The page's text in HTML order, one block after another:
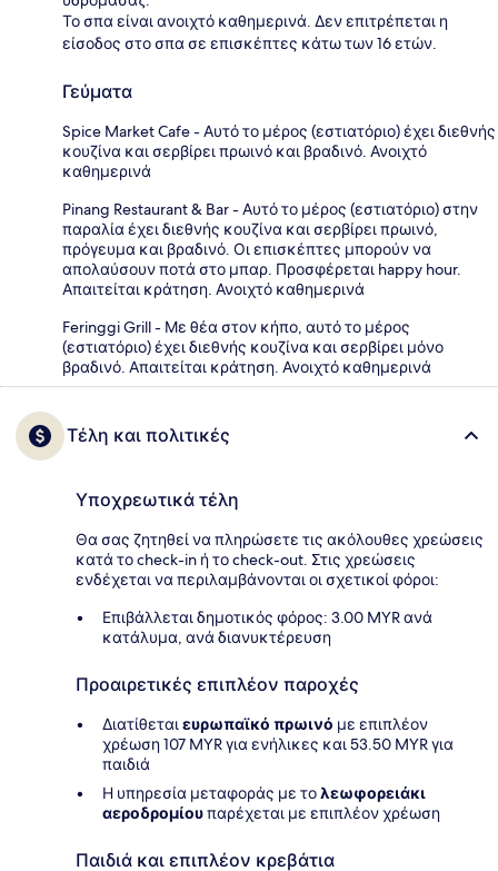
Το σπα είναι ανοιχτό καθημερινά. Δεν επιτρέπεται η
είσοδος στο σπα σε επισκέπτες κάτω των 16 ετών.
Γεύματα
Spice Market Cafe - Αυτό το μέρος (εστιατόριο) έχει διεθνής
κουζίνα και σερβίρει πρωινό και βραδινό. Ανοιχτό
καθημερινά
Pinang Restaurant & Bar - Αυτό το μέρος (εστιατόριο) στην
παραλία έχει διεθνής κουζίνα και σερβίρει πρωινό,
πρόγευμα και βραδινό. Οι επισκέπτες μπορούν να
απολαύσουν ποτά στο μπαρ. Προσφέρεται happy hour.
Απαιτείται κράτηση. Ανοιχτό καθημερινά
Feringgi Grill - Με θέα στον κήπο, αυτό το μέρος
(εστιατόριο) έχει διεθνής κουζίνα και σερβίρει μόνο
βραδινό. Απαιτείται κράτηση. Ανοιχτό καθημερινά
Τέλη και πολιτικές
Υποχρεωτικά τέλη
Θα σας ζητηθεί να πληρώσετε τις ακόλουθες χρεώσεις
κατά το check-in ή το check-out. Στις χρεώσεις
ενδέχεται να περιλαμβάνονται οι σχετικοί φόροι:
Επιβάλλεται δημοτικός φόρος: 3.00 MYR ανά
κατάλυμα, ανά διανυκτέρευση
Προαιρετικές επιπλέον παροχές
Διατίθεταιευρωπαϊκό πρωινό με επιπλέον
χρέωση 107 MYR για ενήλικες και 53.50 MYR για
παιδιά
Η υπηρεσία μεταφοράς με τολεωφορειάκι
αεροδρομίουπαρέχεται με επιπλέον χρέωση
Παιδιά και επιπλέον κρεβάτια